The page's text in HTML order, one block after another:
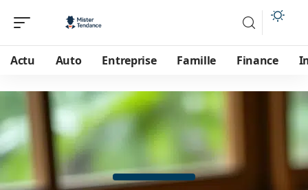
Actu Auto Entreprise Famille Finance